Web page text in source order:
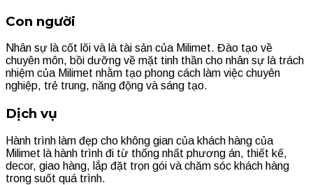
Con người
Nhân sự là cốt lõi và là tài sản của Milimet. Đào tạo về
chuyên môn, bồi dưỡng về mặt tinh thần cho nhân sự là trách
nhiệm của Milimet nhằm tạo phong cách làm việc chuyên
nghiệp, trẻ trung, năng động và sáng tạo.
Dịch vụ
Hành trình làm đẹp cho không gian của khách hàng của
Milimet là hành trình đi từ thống nhất phương án, thiết kế,
decor, giao hàng, lắp đặt trọn gói và chăm sóc khách hàng
trong suốt quá trình.